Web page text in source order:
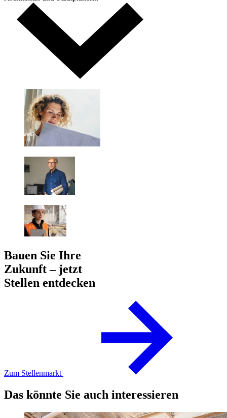
Bauen Sie Ihre
Zukunft – jetzt
Stellen entdecken
Zum Stellenmarkt
Das könnte Sie auch interessieren